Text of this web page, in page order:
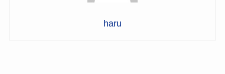
haru